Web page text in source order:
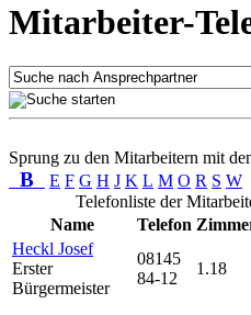
Mitarbeiter-
Sprung zu den Mitarbeitern mit
B E F G H J K L M O R S W
Telefonliste der
Name
Telefon
Heckl Josef
Erster
Bürgermeister
08145
84-12
1.18